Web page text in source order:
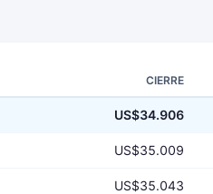
CIERRE
US$34.906
US$35.009
US$35.043